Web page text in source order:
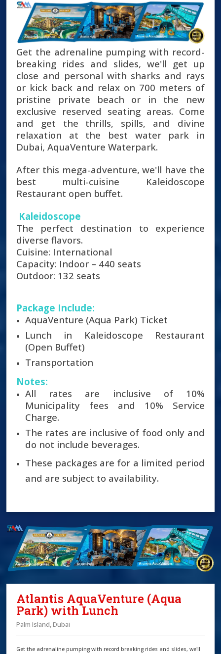
Get the adrenaline pumping with record-
breaking rides and slides, we'll get up
close and personal with sharks and rays
or kick back and relax on 700 meters of
pristine private beach or in the new
exclusive reserved seating areas. Come
and get the thrills, spills, and divine
relaxation at the best water park in
Dubai, AquaVenture Waterpark.
After this mega-adventure, we'll have the
best multi-cuisine Kaleidoscope
Restaurant open buffet.
Kaleidoscope
The perfect destination to experience
diverse flavors.
Cuisine: International
Capacity: Indoor – 440 seats
Outdoor: 132 seats
Package Include:
AquaVenture (Aqua Park) Ticket
Lunch in Kaleidoscope Restaurant
(Open Buffet)
Transportation
Notes:
All rates are inclusive of 10%
Municipality fees and 10% Service
Charge.
The rates are inclusive of food only and
do not include beverages.
These packages are for a limited period
and are subject to availability.
Atlantis AquaVenture (Aqua
Park) with Lunch
Palm Island, Dubai
Get the adrenaline pumping with record breaking rides and slides, we'll